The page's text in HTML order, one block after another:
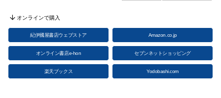
オンラインで購入
紀伊國屋書店ウェブストア Amazon.co.jp
オンライン書店e-hon セブンネットショッピング
楽天ブックス Yodobashi.com